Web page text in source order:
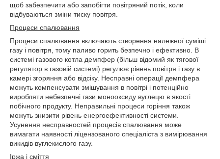
щоб забезпечити або запобігти повітряний потік, коли
відбуваються зміни тиску повітря.
Процеси спалювання
Процеси спалювання включають створення належної суміші
газу і повітря, тому паливо горить безпечно і ефективно. В
системі газового котла демпфер (більш відомий як тягової
регулятор в газовій системі) регулює рівень повітря і газу в
камері згоряння або відсіку. Несправні операції демпфера
можуть компенсувати змішування в повітрі і потенційно
виробляти небезпечні гази монооксиду вуглецю в якості
побічного продукту. Неправильні процеси горіння також
можуть знизити рівень енергоефективності системи.
Усунення несправностей процесів спалювання може
вимагати наявності ліцензованого спеціаліста з вимірювання
викидів вуглекислого газу.
Іржа і сміття